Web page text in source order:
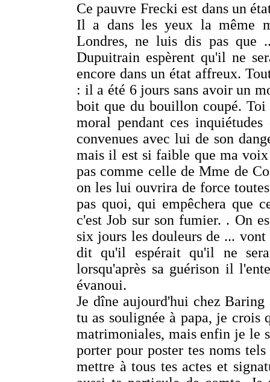
Ce pauvre Frecki est dans un
Il a dans les yeux la même
Londres, ne luis dis pas que
Dupuitrain espèrent qu'il ne
encore dans un état affreux.
: il a été 6 jours sans avoir un
boit que du bouillon coupé.
moral pendant ces
convenues avec lui de son
mais il est si faible que ma
pas comme celle de Mme de
on les lui ouvrira de force
pas quoi, qui empêchera que
c'est Job sur son fumier. . On
six jours les douleurs de ...
dit qu'il espérait qu'il ne
lorsqu'après sa guérison il
évanoui.
Je dîne aujourd'hui chez
tu as soulignée à papa, je crois
matrimoniales, mais enfin je le
porter pour poster tes noms
mettre à tous tes actes et